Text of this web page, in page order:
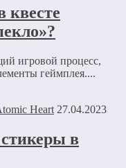
квесте
игровой процесс,
геймплея....
27.04.2023
в